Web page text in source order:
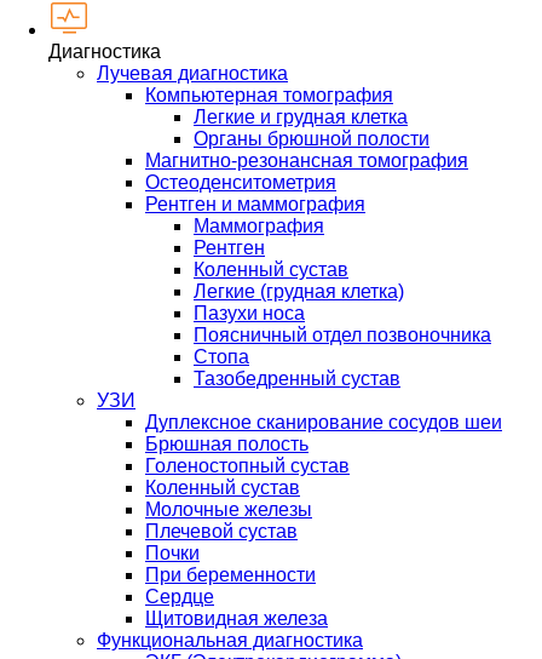
Диагностика
Лучевая диагностика
Компьютерная томография
Легкие и грудная клетка
Органы брюшной полости
Магнитно-резонансная томография
Остеоденситометрия
Рентген и маммография
Маммография
Рентген
Коленный сустав
Легкие (грудная клетка)
Пазухи носа
Поясничный отдел позвоночника
Стопа
Тазобедренный сустав
УЗИ
Дуплексное сканирование сосудов шеи
Брюшная полость
Голеностопный сустав
Коленный сустав
Молочные железы
Плечевой сустав
Почки
При беременности
Сердце
Щитовидная железа
Функциональная диагностика